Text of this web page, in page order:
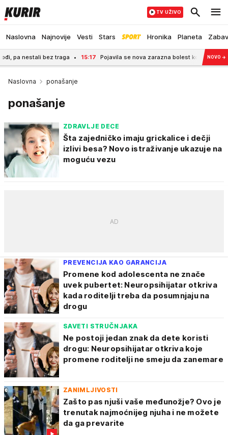
Naslovna Najnovije Vesti Stars Hronika Planeta
TV UŽIVO
bez traga 15:17 Pojavila se nova zarazna bolest koja se sa stoke NOVO →
Naslovna ponašanje
ponašanje
ZDRAVLJE DECE
Šta zajedničko imaju grickalice i dečji
izlivi besa? Novo istraživanje ukazuje na
moguću vezu
PREVENCIJA KAO GARANCIJA
Promene kod adolescenta ne znače
uvek pubertet: Neuropsihijatar otkriva
kada roditelji treba da posumnjaju na
drogu
SAVETI STRUČNJAKA
Ne postoji jedan znak da dete koristi
drogu: Neuropsihijatar otkriva koje
promene roditelji ne smeju da zanemare
ZANIMLJIVOSTI
Zašto pas njuši vaše međunožje? Ovo je
trenutak najmoćnijeg njuha i ne možete
da ga prevarite